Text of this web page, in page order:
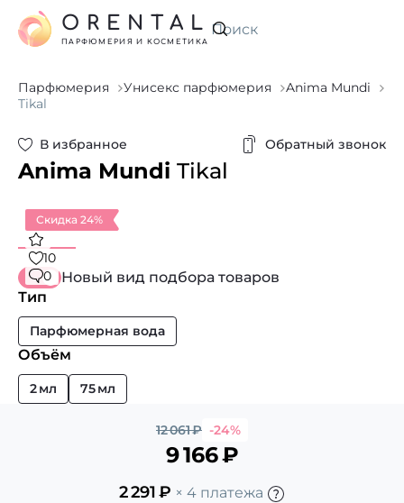
Искать
ORENTAL
ПАРФЮМЕРИЯ И КОСМЕТИКА
Парфюмерия Унисекс парфюмерия
Anima Mundi
Tikal
В избранное Обратный звонок
Anima Mundi Tikal
Скидка 24%
10
0
Новый вид подбора товаров
Тип
Парфюмерная вода
Объём
2 мл 75 мл
12 061₽ -24%
9 166₽
2 291₽ × 4 платежа